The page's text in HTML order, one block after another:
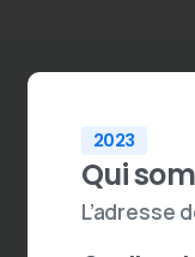
2023
Qui